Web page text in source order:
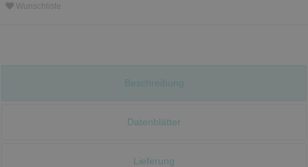
Wunschliste
Beschreibung
Datenblätter
Lieferung